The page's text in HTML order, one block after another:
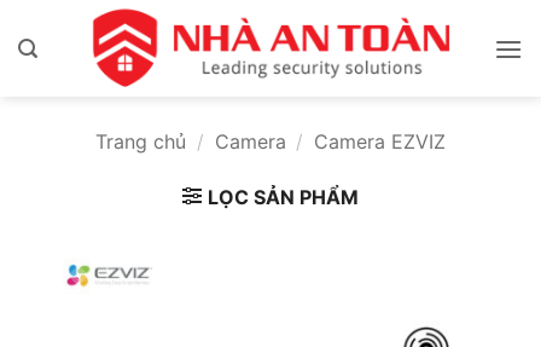
qua
Trang chủ / Camera / Camera EZVIZ
LỌC SẢN PHẨM